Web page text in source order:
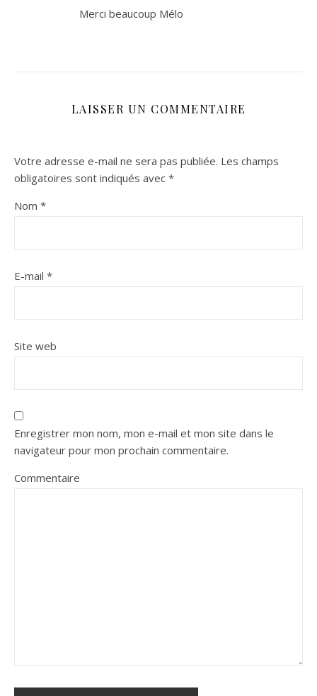
Merci beaucoup Mélo
LAISSER UN COMMENTAIRE
Votre adresse e-mail ne sera pas publiée. Les champs
obligatoires sont indiqués avec *
Nom *
E-mail *
Site web
Enregistrer mon nom, mon e-mail et mon site dans le
navigateur pour mon prochain commentaire.
Commentaire